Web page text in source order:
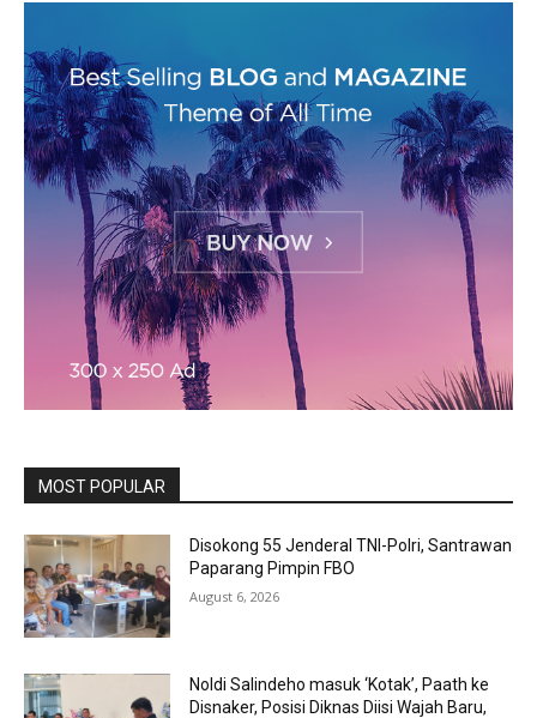
MOST POPULAR
Disokong 55 Jenderal TNI-Polri, Santrawan
Paparang Pimpin FBO
August 6, 2026
Noldi Salindeho masuk ‘Kotak’, Paath ke
Disnaker, Posisi Diknas Diisi Wajah Baru,